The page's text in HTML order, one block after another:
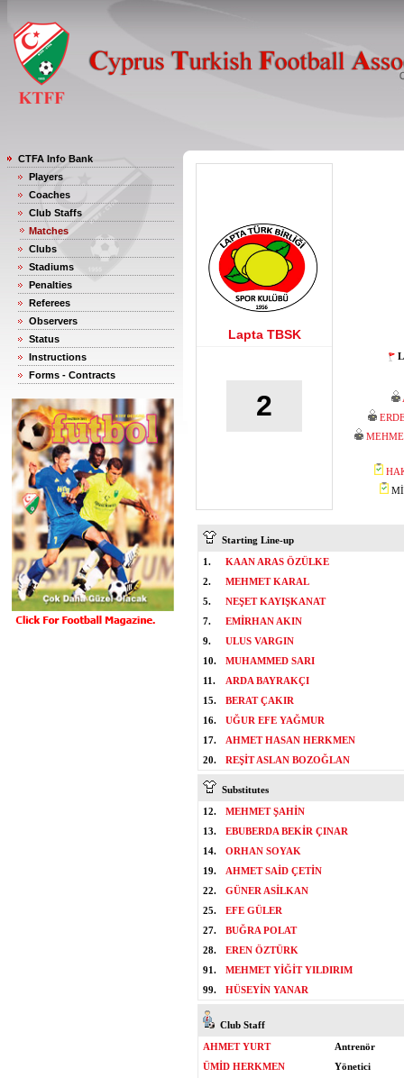
CTFA Info Bank
Players
Coaches
Club Staffs
Matches
Clubs
Stadiums
Penalties
Referees
Observers
Status
Instructions
Forms - Contracts
Lapta TBSK
2
Starting Line-up
1.
KAAN ARAS ÖZÜLKE
2.
MEHMET KARAL
5.
NEŞET KAYIŞKANAT
7.
EMİRHAN AKIN
9.
ULUS VARGIN
10.
MUHAMMED SARI
11.
ARDA BAYRAKÇI
15.
BERAT ÇAKIR
16.
UĞUR EFE YAĞMUR
17.
AHMET HASAN HERKMEN
20.
REŞİT ASLAN BOZOĞLAN
Substitutes
12.
MEHMET ŞAHİN
13.
EBUBERDA BEKİR ÇINAR
14.
ORHAN SOYAK
19.
AHMET SAİD ÇETİN
22.
GÜNER ASİLKAN
25.
EFE GÜLER
27.
BUĞRA POLAT
28.
EREN ÖZTÜRK
91.
MEHMET YİĞİT YILDIRIM
99.
HÜSEYİN YANAR
Club Staff
AHMET YURT
Antrenör
ÜMİD HERKMEN
Yönetici